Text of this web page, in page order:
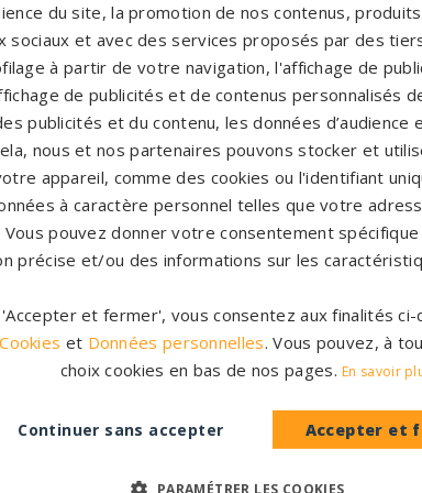
Pompes funèbres Penvénan →
Pompes funèbres Plélo→
Pompes funèbres Plœuc-
L'Hermitage→
Pompes funèbres Ploufragan→
Pompes funèbres Saint-Brieuc →
et originales
tombales en granit de
Un
du site, la promotion de nos contenus,
sociaux et avec des services proposés par des
à partir de votre navigation, l'affichage de
de publicités et de contenus personnalisés
publicités et du contenu, les données d’audience
nous et nos partenaires pouvons stocker et
appareil, comme des cookies ou l'identifiant
à caractère personnel telles que votre
pouvez donner votre consentement spécifique
précise et/ou des informations sur les
'Accepter et fermer', vous consentez aux finalités
et Données personnelles. Vous pouvez, à
choix cookies en bas de nos pages. En savoir
Accepter et
Continuer sans accepter
PARAMÉTRER LES COOKIES